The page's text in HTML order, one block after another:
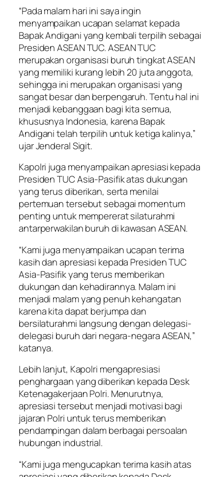
“Pada malam hari ini saya ingin
menyampaikan ucapan selamat kepada
Bapak Andigani yang kembali terpilih sebagai
Presiden ASEAN TUC. ASEAN TUC
merupakan organisasi buruh tingkat ASEAN
yang memiliki kurang lebih 20 juta anggota,
sehingga ini merupakan organisasi yang
sangat besar dan berpengaruh. Tentu hal ini
menjadi kebanggaan bagi kita semua,
khususnya Indonesia, karena Bapak
Andigani telah terpilih untuk ketiga kalinya,”
ujar Jenderal Sigit.
Kapolri juga menyampaikan apresiasi kepada
Presiden TUC Asia-Pasifik atas dukungan
yang terus diberikan, serta menilai
pertemuan tersebut sebagai momentum
penting untuk mempererat silaturahmi
antarperwakilan buruh di kawasan ASEAN.
“Kami juga menyampaikan ucapan terima
kasih dan apresiasi kepada Presiden TUC
Asia-Pasifik yang terus memberikan
dukungan dan kehadirannya. Malam ini
menjadi malam yang penuh kehangatan
karena kita dapat berjumpa dan
bersilaturahmi langsung dengan delegasi-
delegasi buruh dari negara-negara ASEAN,”
katanya.
Lebih lanjut, Kapolri mengapresiasi
penghargaan yang diberikan kepada Desk
Ketenagakerjaan Polri. Menurutnya,
apresiasi tersebut menjadi motivasi bagi
jajaran Polri untuk terus memberikan
pendampingan dalam berbagai persoalan
hubungan industrial.
“Kami juga mengucapkan terima kasih atas